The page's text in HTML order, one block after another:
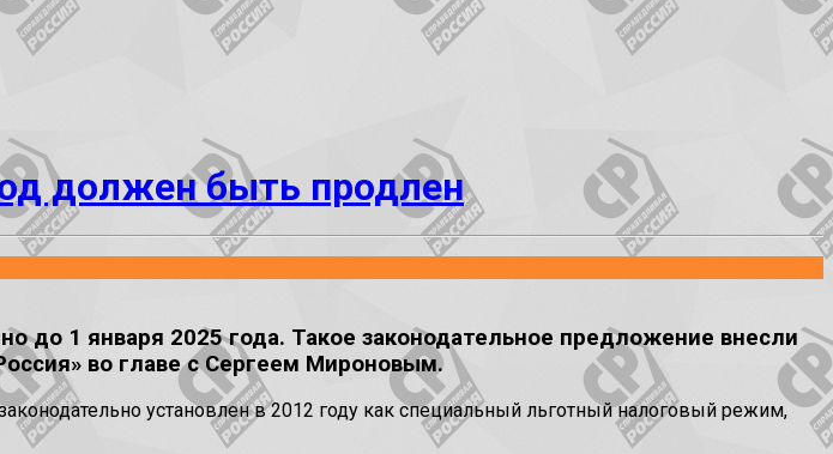
должен быть продлен
1 января 2025 года. Такое законодательное предложение внесли
во главе с Сергеем Мироновым.
установлен в 2012 году как специальный льготный налоговый режим,